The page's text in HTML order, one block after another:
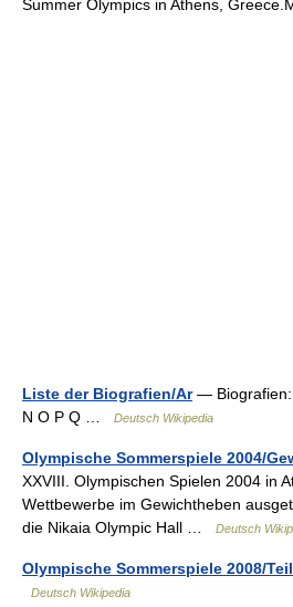
Summer Olympics in Athens,
Liste der Biografien/Ar— Biografien:
N O P Q …
Deutsch Wikipedia
Olympische Sommerspiele 2004/
XXVIII. Olympischen Spielen 2004 in
Wettbewerbe im Gewichtheben
die Nikaia Olympic Hall …
Deutsch
Olympische Sommerspiele 2008/
Deutsch Wikipedia